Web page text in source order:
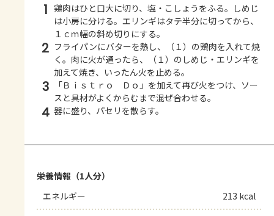
1 鶏肉はひと口大に切り、塩・こしょうをふる。しめじ
は小房に分ける。エリンギはタテ半分に切ってから、
１ｃｍ幅の斜め切りにする。
2 フライパンにバターを熱し、（１）の鶏肉を入れて焼
く。肉に火が通ったら、（１）のしめじ・エリンギを
加えて焼き、いったん火を止める。
3
「Ｂｉｓｔｒｏ Ｄｏ」を加えて再び火をつけ、ソー
スと具材がよくからむまで混ぜ合わせる。
4 器に盛り、パセリを散らす。
栄養情報（1人分）
エネルギー
213 kcal